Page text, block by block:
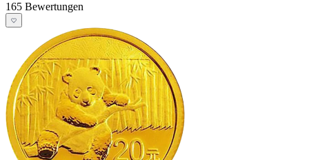
165 Bewertungen